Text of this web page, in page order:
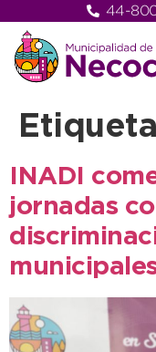
44-
INADI
jornadas